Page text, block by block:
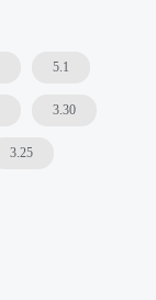
5.1
3.30
3.25